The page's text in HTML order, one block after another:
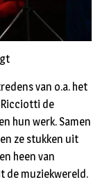
van o.a. het
de
hun werk. Samen
ze stukken uit
heen van
de muziekwereld.